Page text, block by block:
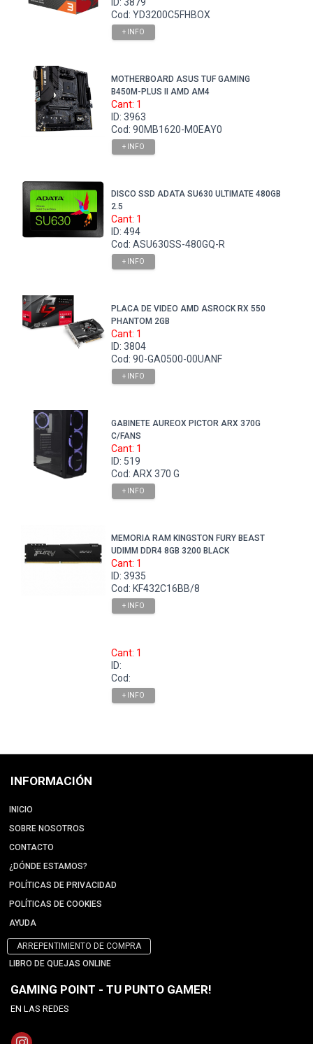
ID: 3879
Cod: YD3200C5FHBOX
+ INFO
MOTHERBOARD ASUS TUF GAMING
B450M-PLUS II AMD AM4
Cant: 1
ID: 3963
Cod: 90MB1620-M0EAY0
+ INFO
DISCO SSD ADATA SU630 ULTIMATE 480GB
2.5
Cant: 1
ID: 494
Cod: ASU630SS-480GQ-R
+ INFO
PLACA DE VIDEO AMD ASROCK RX 550
PHANTOM 2GB
Cant: 1
ID: 3804
Cod: 90-GA0500-00UANF
+ INFO
GABINETE AUREOX PICTOR ARX 370G
C/FANS
Cant: 1
ID: 519
Cod: ARX 370 G
+ INFO
MEMORIA RAM KINGSTON FURY BEAST
UDIMM DDR4 8GB 3200 BLACK
Cant: 1
ID: 3935
Cod: KF432C16BB/8
+ INFO
Cant: 1
ID:
Cod:
+ INFO
INFORMACIÓN
INICIO
SOBRE NOSOTROS
CONTACTO
¿DÓNDE ESTAMOS?
POLÍTICAS DE PRIVACIDAD
POLÍTICAS DE COOKIES
AYUDA
ARREPENTIMIENTO DE COMPRA
LIBRO DE QUEJAS ONLINE
GAMING POINT - TU PUNTO GAMER!
EN LAS REDES